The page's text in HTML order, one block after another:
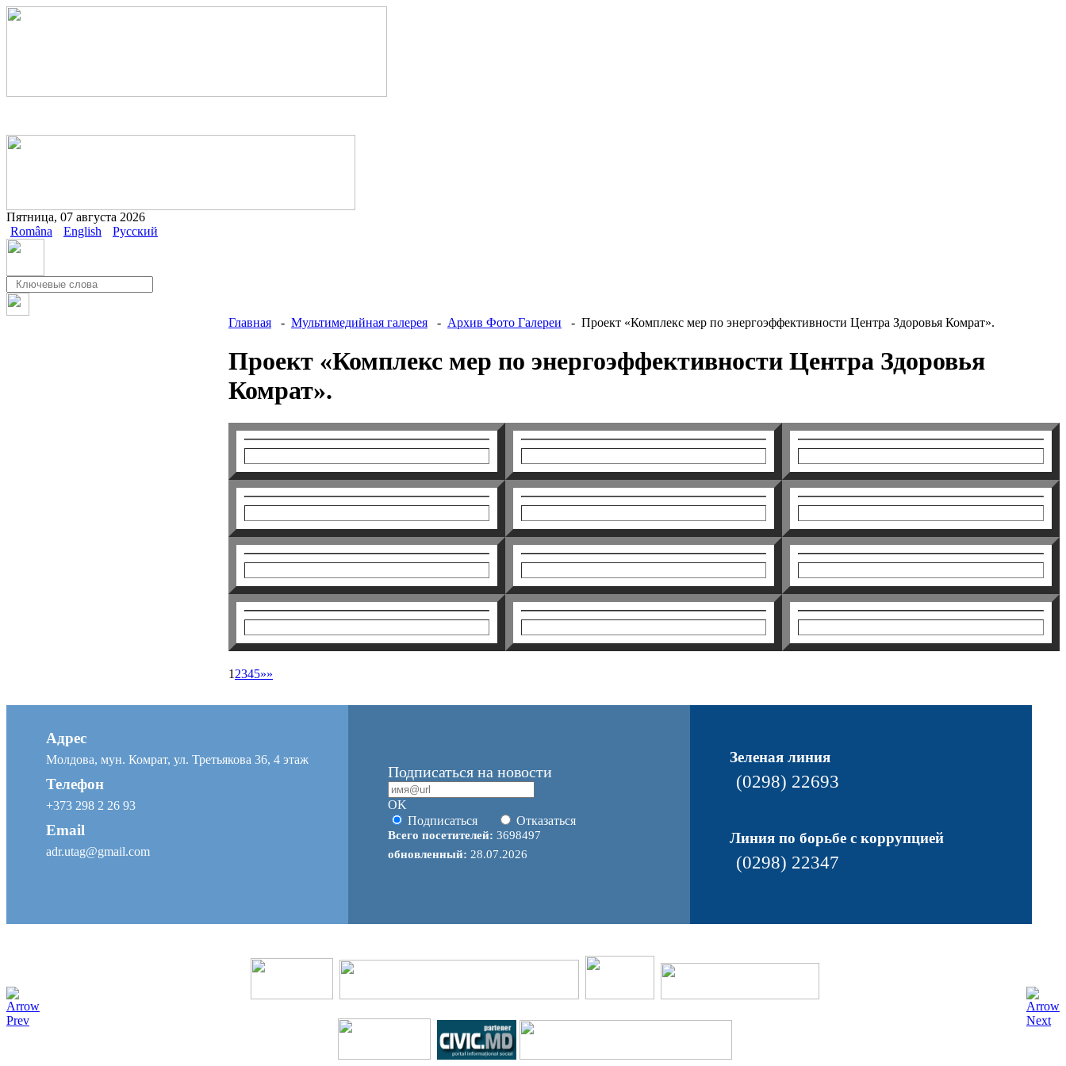
Пятница, 07 августа 2026
Româna
English Русский
Главная - Мультимедийная галерея - Архив Фото Галереи - Проект «Комплекс мер по энергоэффективности Центра Здоровья Комрат».
Проект «Комплекс мер по энергоэффективности Центра Здоровья
Комрат».
1 2345»»
Адрес
Молдова, мун. Комрат, ул. Третьякова 36, 4 этаж
Телефон
+373 298 2 26 93
Email
adr.utag@gmail.com
Подписаться на новости
OK
Подписаться
Отказаться
Всего посетителей: 3698497
обновленный: 28.07.2026
Зеленая линия
(0298) 22693
Линия по борьбе с коррупцией
(0298) 22347